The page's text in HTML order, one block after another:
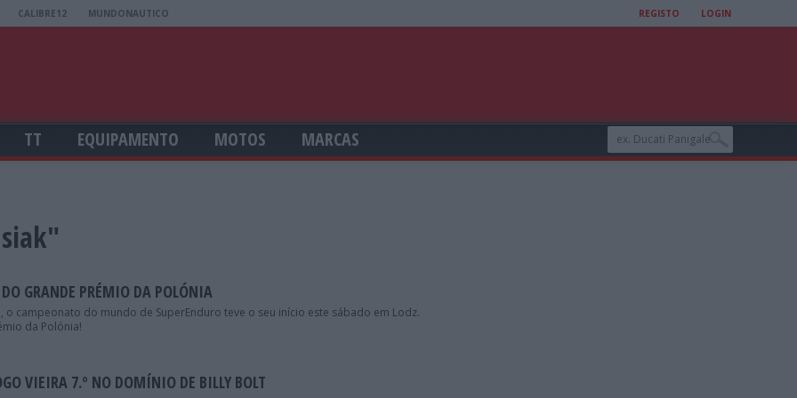
CALIBRE12 MUNDONAUTICO REGISTO LOGIN
TT EQUIPAMENTO MOTOS MARCAS
GRANDE PRÉMIO DA POLÓNIA
campeonato do mundo de SuperEnduro teve o seu início este sábado em Lodz.
da Polónia!
VIEIRA 7.º NO DOMÍNIO DE BILLY BOLT